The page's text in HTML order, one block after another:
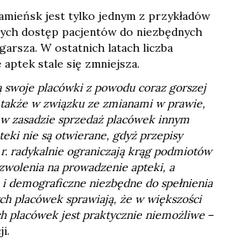
jest tylko jednym z przykładów
dostęp pacjentów do niezbędnych
W ostatnich latach liczba
aptek stale się zmniejsza.
swoje placówki z powodu coraz gorszej
w związku ze zmianami w prawie,
zasadzie sprzedaż placówek innym
nie są otwierane, gdyż przepisy
radykalnie ograniczają krąg podmiotów
na prowadzenie apteki, a
demograficzne niezbędne do spełnienia
placówek sprawiają, że w większości
placówek jest praktycznie niemożliwe –